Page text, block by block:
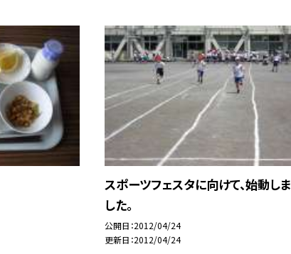
スポーツフェスタに向けて、始動しま
した。
公開日 2012/04/24
更新日 2012/04/24